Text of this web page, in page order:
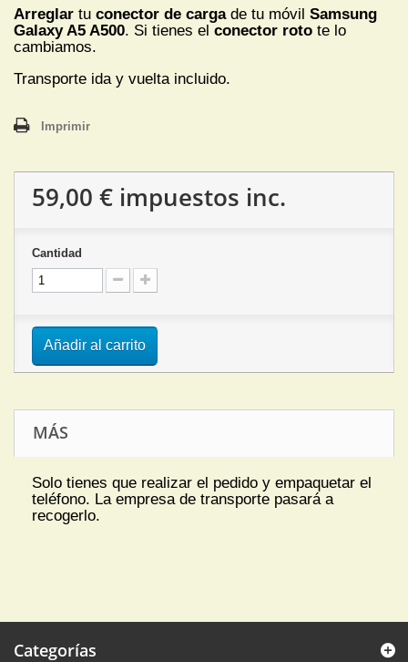
Arreglar tu conector de carga de tu móvil Samsung
Galaxy A5 A500. Si tienes el conector roto te lo
cambiamos.
Transporte ida y vuelta incluido.
Imprimir
59,00 € impuestos inc.
Cantidad
Añadir al carrito
MÁS
Solo tienes que realizar el pedido y empaquetar el
teléfono. La empresa de transporte pasará a
recogerlo.
Categorías